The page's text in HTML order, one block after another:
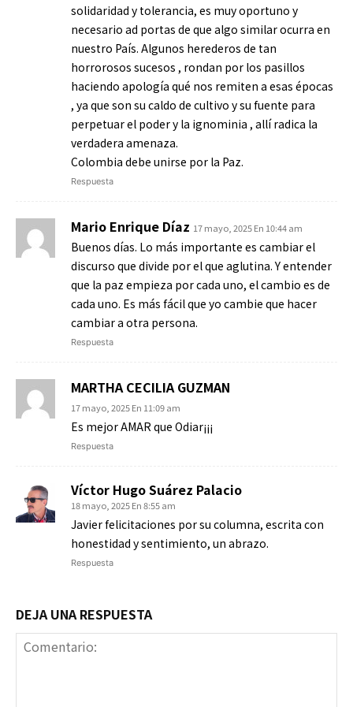
solidaridad y tolerancia, es muy oportuno y
necesario ad portas de que algo similar ocurra en
nuestro País. Algunos herederos de tan
horrorosos sucesos , rondan por los pasillos
haciendo apología qué nos remiten a esas épocas
, ya que son su caldo de cultivo y su fuente para
perpetuar el poder y la ignominia , allí radica la
verdadera amenaza.
Colombia debe unirse por la Paz.
Respuesta
Mario Enrique Díaz 17 mayo, 2025 En 10:44 am
Buenos días. Lo más importante es cambiar el
discurso que divide por el que aglutina. Y entender
que la paz empieza por cada uno, el cambio es de
cada uno. Es más fácil que yo cambie que hacer
cambiar a otra persona.
Respuesta
MARTHA CECILIA GUZMAN
17 mayo, 2025 En 11:09 am
Es mejor AMAR que Odiar¡¡¡
Respuesta
Víctor Hugo Suárez Palacio
18 mayo, 2025 En 8:55 am
Javier felicitaciones por su columna, escrita con
honestidad y sentimiento, un abrazo.
Respuesta
DEJA UNA RESPUESTA